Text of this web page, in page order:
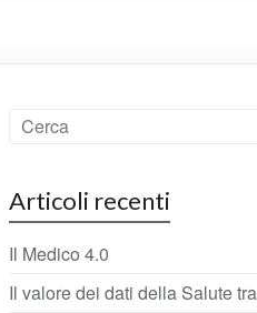
Articoli recenti
Il Medico 4.0
Il valore dei dati della Salute